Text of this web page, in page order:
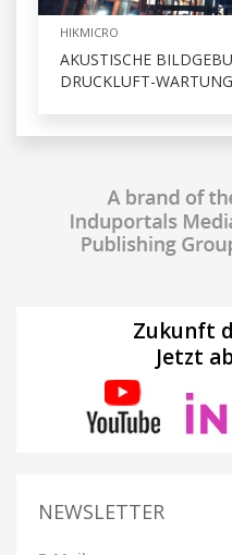
HIKMICRO
AKUSTISCHE
DRUCKLUFT-
Zukunft
Jetzt
NEWSLETTER